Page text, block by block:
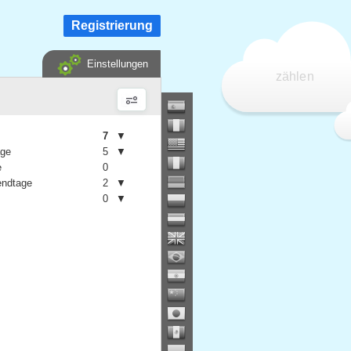
zählen
Registrierung
Einstellungen
7
▼
5
▼
0
2
▼
0
▼